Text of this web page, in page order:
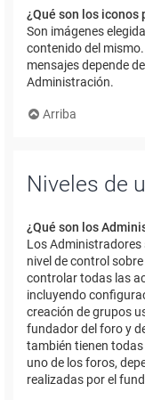
¿Qué son los iconos
Son imágenes
contenido del
mensajes depende
Administración.
Arriba
Niveles de
¿Qué son los
Los
nivel de control
controlar todas las
incluyendo
creación de grupos
fundador del foro y
también tienen
uno de los foros,
realizadas por el